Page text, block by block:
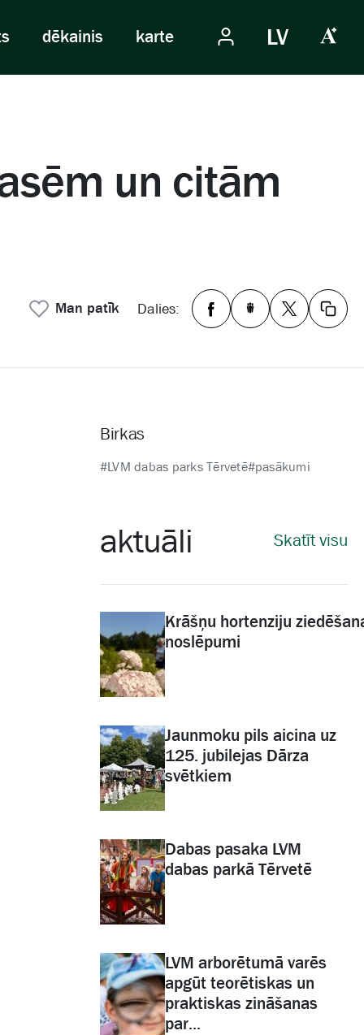
dēkainis karte LV
un citām
Man patīk Dalies:
Birkas
#LVM dabas parks Tērvetē#pasākumi
aktuāli Skatīt visu
Krāšņu hortenziju
noslēpumi
Jaunmoku pils aicina uz
125. jubilejas Dārza
svētkiem
Dabas pasaka LVM
dabas parkā Tērvetē
LVM arborētumā varēs
apgūt teorētiskas un
praktiskas zināšanas
par...